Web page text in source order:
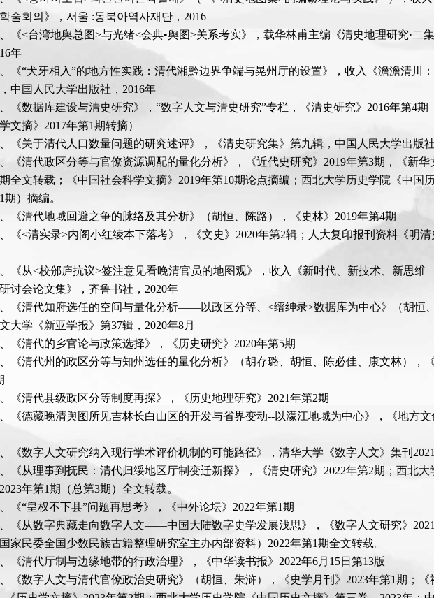
술회의》，서울 :동북아역사재단，2016
《<台湾地舆总图>与光绪<会典•舆图>关系考实》，载华林甫主编《清史地理研究·二
年
《“犬牙相入”的地方性实践：清代湘黔边界争端与晃州厅的设置》，收入《澹澹清川
中国人民大学出版社，2016年
《数据库建设与清史研究》，“数字人文与清史研究”专栏，《清史研究》2016年第4期
文摘》2017年第1期转摘）
《关于清代人口数量问题的研究述评》，《清史研究集》第九辑，中国人民大学出版
《清代政区分等与官僚资源调配的量化分析》，《近代史研究》2019年第3期，《新华
全文转载；《中国社会科学文摘》2019年第10期论点摘编；西北大学历史学院《中国
期）摘编。
《清代地域回避之争的脉络及其分析》（胡恒、陈路），《史林》2019年第4期
《<清实录>内阁小红绫本下落考》，《文史》2020年第2辑；人大复印报刊资料《明清
《从<校邠庐抗议>签注意见看晚清官员的地图观》，收入《新时代、新技术、新思
讨会论文集》，齐鲁书社，2020年
《清代知府选任的空间与量化分析——以政区分等、<缙绅录>数据库为中心》（胡恒
大学《新亚学报》第37辑，2020年8月
《清代的乡官论与政策选择》，《历史研究》2020年第5期
《清代州的政区分等与知州选任的量化分析》（胡存璐、胡恒、陈必佳、康文林），
《清代县级政区分等制度再探》，《历史地理研究》2021年第2期
《德藏晚清舆图所见吉林长白山区的开发与省界变动--以濛江地域为中心》，《地方文
《数字人文研究纳入现行学术评价机制的可能路径》，清华大学《数字人文》集刊
《从理事到抚民：清代归绥地区厅制变迁新探》，《清史研究》2022年第2期；西北
年第1期（总第3期）全文转载。
《“皇权不下县”问题再思考》，《中外论坛》2022年第1期
《从数字典藏走向数字人文——中国大陆数字史学发展浅思》，《数字人文研究》
家民委全国少数民族古籍整理研究室主办内部资料）2022年第1期全文转载。
《清代厅制与边缘地带的行政治理》，《中华读书报》2022年6月15日第13版
《数字人文与清代官僚政治史研究》（胡恒、朱浒），《史学月刊》2023年第1期；《